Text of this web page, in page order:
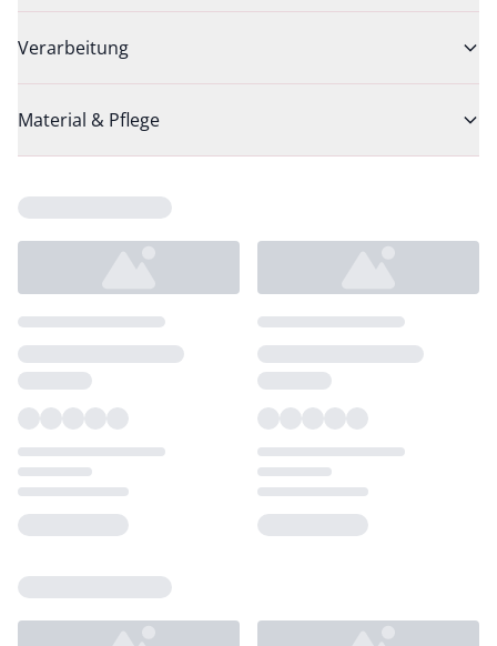
Verarbeitung
Material & Pflege